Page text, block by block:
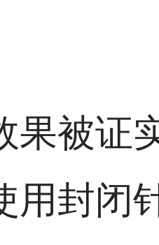
果被证
用封闭